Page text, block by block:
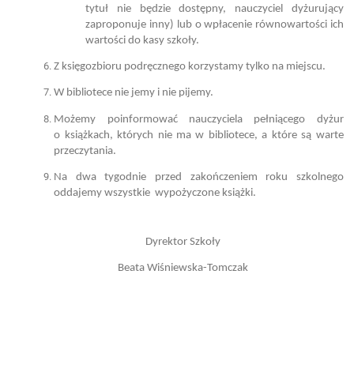
tytuł nie będzie dostępny, nauczyciel dyżurujący
zaproponuje inny) lub o wpłacenie równowartości ich
wartości do kasy szkoły.
Z księgozbioru podręcznego korzystamy tylko na miejscu.
W bibliotece nie jemy i nie pijemy.
Możemy poinformować nauczyciela pełniącego dyżur
o książkach, których nie ma w bibliotece, a które są warte
przeczytania.
Na dwa tygodnie przed zakończeniem roku szkolnego
oddajemy wszystkie wypożyczone książki.
Dyrektor Szkoły
Beata Wiśniewska-Tomczak